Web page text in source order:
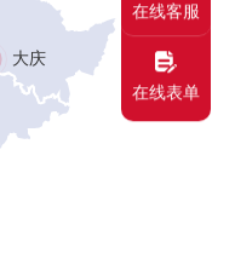
大庆
在线客服
在线表单